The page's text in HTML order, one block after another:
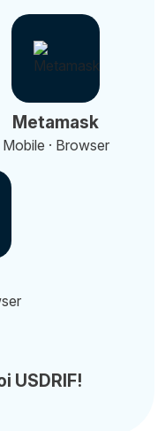
Metamask
Mobile · Browser
USDRIF!